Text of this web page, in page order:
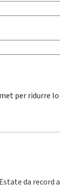
per ridurre lo
Estate da record